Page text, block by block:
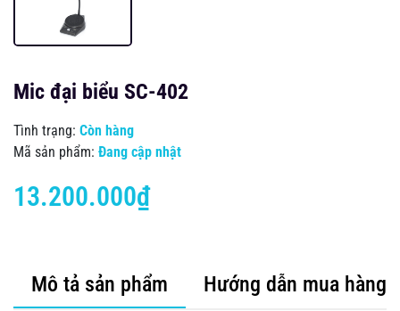
Mic đại biểu SC-402
Tình trạng: Còn hàng
Mã sản phẩm: Đang cập nhật
13.200.000₫
Mô tả sản phẩm Hướng dẫn mua hàng